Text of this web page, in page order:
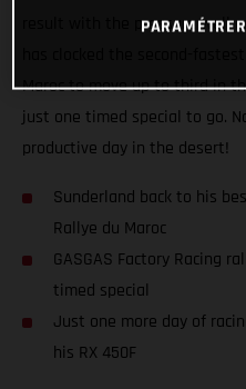
result with the pressure well
Maroc to move up to third in
just one timed special to go.
productive day in the desert!
Sunderland back to his
Rallye du Maroc
GASGAS Factory Racing
timed special
Just one more day of
his RX 450F